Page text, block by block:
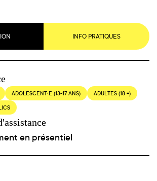
INFO PRATIQUES
ADOLESCENT·E (13-17 ANS)
ADULTES (18 +)
en présentiel